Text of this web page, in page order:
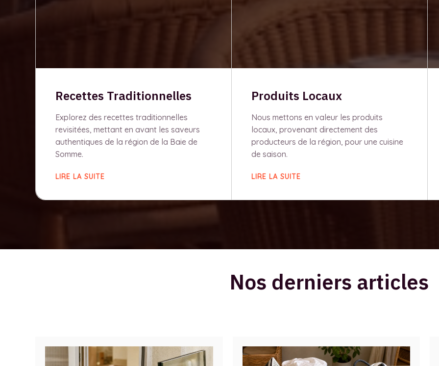
Recettes Traditionnelles
Explorez des recettes traditionnelles
revisitées, mettant en avant les saveurs
authentiques de la région de la Baie de
Somme.
LIRE LA SUITE
Produits Locaux
Nous mettons en valeur les produits
locaux, provenant directement des
producteurs de la région, pour une cuisine
de saison.
LIRE LA SUITE
Nos derniers articles